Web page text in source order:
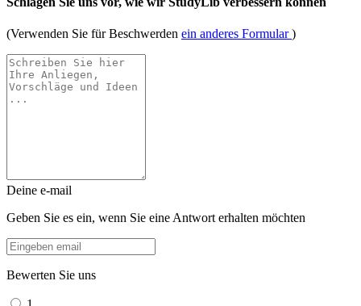
(Verwenden Sie für Beschwerden ein anderes Formular)
Deine e-mail
Geben Sie es ein, wenn Sie eine Antwort erhalten möchten
Bewerten Sie uns